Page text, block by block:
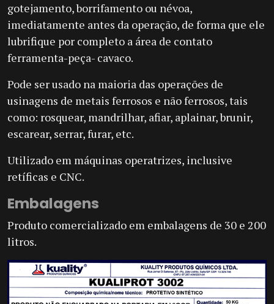
gotejamento, borrifamento ou névoa,
imediatamente antes da operação, de forma que ele
lubrifique por completo a área de contato
ferramenta-peça- cavaco.
Pode ser usado na maioria das operações de
usinagens de metais ferrosos e não ferrosos, tais
como: rosquear, mandrilhar, afiar, aplainar, brunir,
escarear, serrar, furar, etc.
Utilizado em máquinas operatrizes, inclusive
retíficas e CNC.
Embalagens
Produto comercializado em embalagens de 30 e 200
litros.